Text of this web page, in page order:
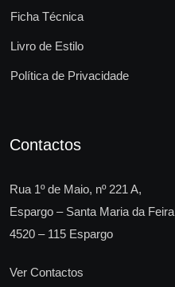
Ficha Técnica
Livro de Estilo
Política de Privacidade
Contactos
Rua 1º de Maio, nº 221 A,
Espargo – Santa Maria da Feira
4520 – 115 Espargo
Ver Contactos